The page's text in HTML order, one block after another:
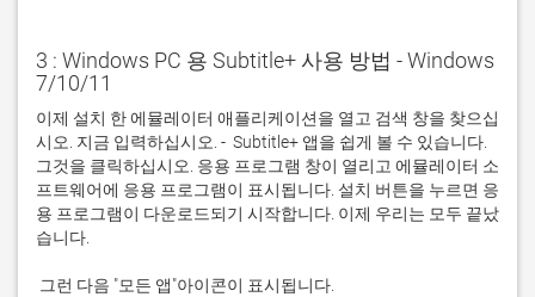
3 : Windows PC 용 Subtitle+ 사용 방법 - Windows
7/10/11
이제 설치 한 에뮬레이터 애플리케이션을 열고 검색 창을 찾으십
시오. 지금 입력하십시오. -  Subtitle+ 앱을 쉽게 볼 수 있습니다.
그것을 클릭하십시오. 응용 프로그램 창이 열리고 에뮬레이터 소
프트웨어에 응용 프로그램이 표시됩니다. 설치 버튼을 누르면 응
용 프로그램이 다운로드되기 시작합니다. 이제 우리는 모두 끝났